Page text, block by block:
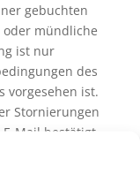
gebuchten
oder mündliche
ist nur
des
vorgesehen ist.
Stornierungen
Mail bestätigt.